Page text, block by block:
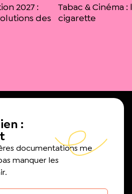
2027 :
des
Tabac & Cinéma
cigarette
:
documentations me
manquer les